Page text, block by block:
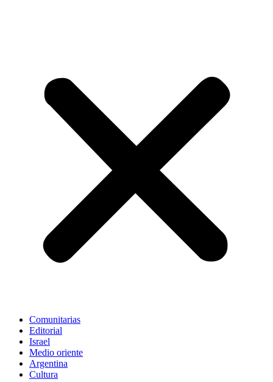
Comunitarias
Editorial
Israel
Medio oriente
Argentina
Cultura